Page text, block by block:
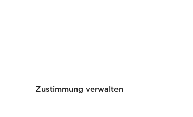
Zustimmung verwalten
in
Interesse
erhalten